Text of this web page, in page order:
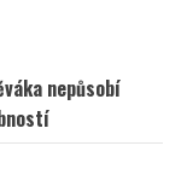
nepůsobí